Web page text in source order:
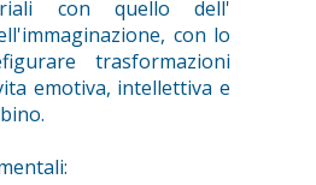
con quello dell'
con lo
trasformazioni
emotiva, intellettiva e